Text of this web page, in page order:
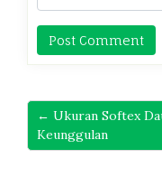
← Ukuran Softex
Keunggulan